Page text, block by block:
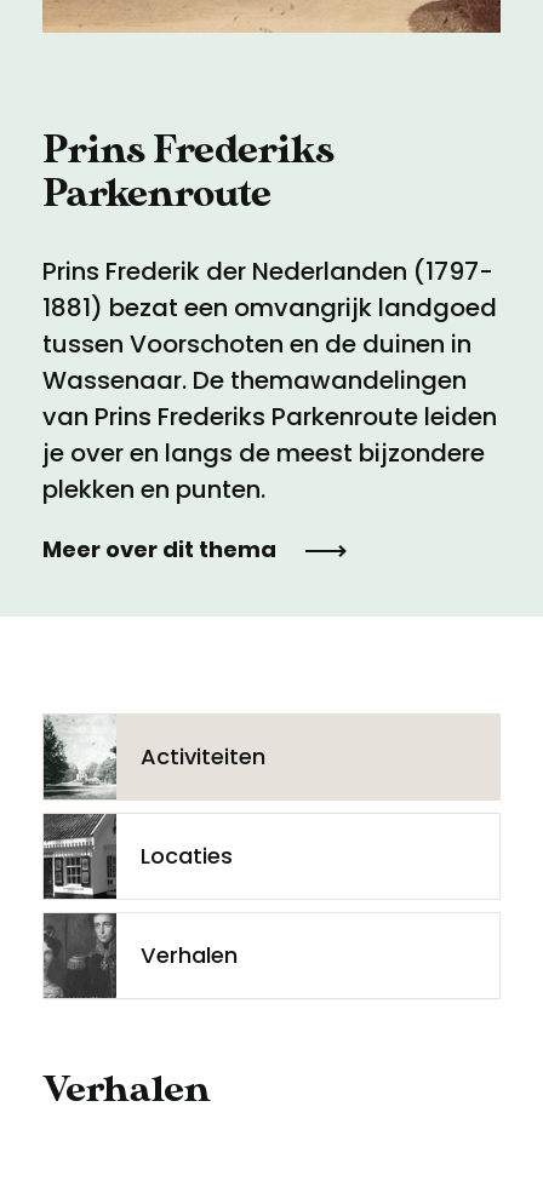
Voorwaarden
Prins Frederiks
Parkenroute
Prins Frederik der Nederlanden (1797-
1881) bezat een omvangrijk landgoed
tussen Voorschoten en de duinen in
Wassenaar. De themawandelingen
van Prins Frederiks Parkenroute leiden
je over en langs de meest bijzondere
plekken en punten.
Meer over dit thema
Activiteiten
Locaties
Verhalen
Verhalen